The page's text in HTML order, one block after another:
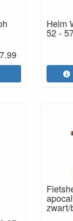
Helm
52 -
zwart/